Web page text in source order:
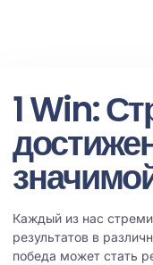
1 Win:
Каждый из нас
результатов в
победа может стать